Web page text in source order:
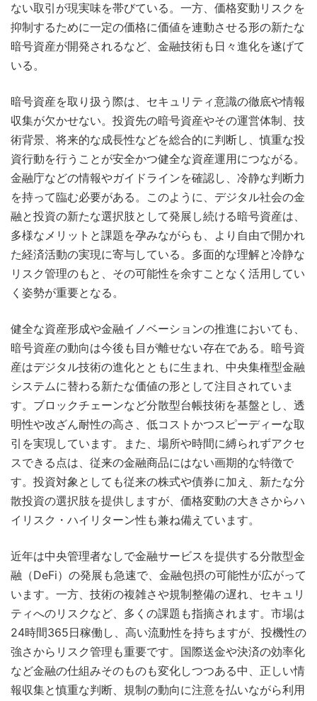
ない取引が現実味を帯びている。一方、価格変動リスクを
抑制するために一定の価格に価値を連動させる形の新たな
暗号資産が開発されるなど、金融技術も日々進化を遂げて
いる。
暗号資産を取り扱う際は、セキュリティ意識の徹底や情報
収集が欠かせない。投資先の暗号資産やその運営体制、技
術背景、将来的な成長性などを総合的に判断し、慎重な投
資行動を行うことが安全かつ健全な資産運用につながる。
金融庁などの情報やガイドラインを確認し、冷静な判断力
を持って臨む必要がある。このように、デジタル社会の金
融と投資の新たな選択肢として発展し続ける暗号資産は、
多様なメリットと課題を孕みながらも、より自由で開かれ
た経済活動の実現に寄与している。多面的な理解と冷静な
リスク管理のもと、その可能性を余すことなく活用してい
く姿勢が重要となる。
健全な資産形成や金融イノベーションの推進においても、
暗号資産の動向は今後も目が離せない存在である。暗号資
産はデジタル技術の進化とともに生まれ、中央集権型金融
システムに替わる新たな価値の形として注目されていま
す。ブロックチェーンなど分散型台帳技術を基盤とし、透
明性や改ざん耐性の高さ、低コストかつスピーディーな取
引を実現しています。また、場所や時間に縛られずアクセ
スできる点は、従来の金融商品にはない画期的な特徴で
す。投資対象としても従来の株式や債券に加え、新たな分
散投資の選択肢を提供しますが、価格変動の大きさからハ
イリスク・ハイリターン性も兼ね備えています。
近年は中央管理者なしで金融サービスを提供する分散型金
融（DeFi）の発展も急速で、金融包摂の可能性が広がって
います。一方、技術の複雑さや規制整備の遅れ、セキュリ
ティへのリスクなど、多くの課題も指摘されます。市場は
24時間365日稼働し、高い流動性を持ちますが、投機性の
強さからリスク管理も重要です。国際送金や決済の効率化
など金融の仕組みそのものも変化しつつある中、正しい情
報収集と慎重な判断、規制の動向に注意を払いながら利用